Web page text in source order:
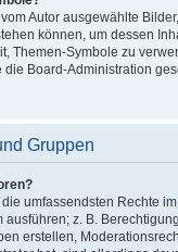
Autor ausgewählte
können, um dessen
Themen-Symbole zu
die Board-Administration
Gruppen
umfassendsten Rechte
ausführen; z. B.
erstellen,